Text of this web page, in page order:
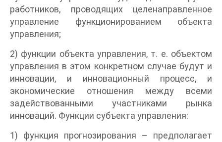
работников, проводящих целенаправленное
управление функционированием объекта
управления;
2) функции объекта управления, т. е. объектом
управления в этом конкретном случае будут и
инновации, и инновационный процесс, и
экономические отношения между всеми
задействованными участниками рынка
инноваций. Функции субъекта управления:
1) функция прогнозирования – предполагает